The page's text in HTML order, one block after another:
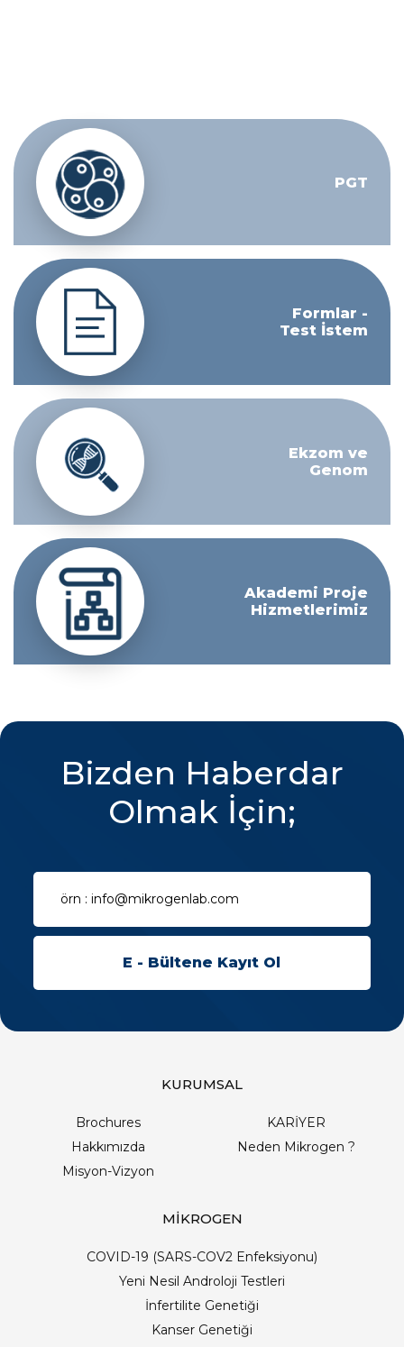
PGT
Formlar -
Test İstem
Ekzom ve
Genom
Akademi Proje
Hizmetlerimiz
Bizden Haberdar
Olmak İçin;
KURUMSAL
Brochures
KARİYER
Hakkımızda
Neden Mikrogen ?
Misyon-Vizyon
MİKROGEN
COVID-19 (SARS-COV2 Enfeksiyonu)
Yeni Nesil Androloji Testleri
İnfertilite Genetiği
Kanser Genetiği